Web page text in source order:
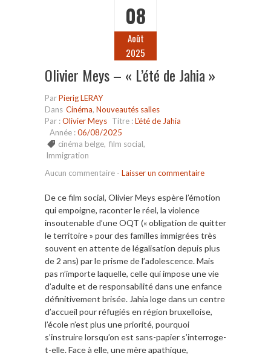
08
Août
2025
Olivier Meys – « L’été de Jahia »
ParPierig LERAY
Dans Cinéma, Nouveautés salles
Par :Olivier Meys Titre :L'été de Jahia
Année :06/08/2025
cinéma belge, film social,
Immigration
Aucun commentaire - Laisser un commentaire
De ce film social, Olivier Meys espère l’émotion
qui empoigne, raconter le réel, la violence
insoutenable d’une OQT (« obligation de quitter
le territoire » pour des familles immigrées très
souvent en attente de légalisation depuis plus
de 2 ans) par le prisme de l’adolescence. Mais
pas n’importe laquelle, celle qui impose une vie
d’adulte et de responsabilité dans une enfance
définitivement brisée. Jahia loge dans un centre
d’accueil pour réfugiés en région bruxelloise,
l’école n’est plus une priorité, pourquoi
s’instruire lorsqu’on est sans-papier s’interroge-
t-elle. Face à elle, une mère apathique,